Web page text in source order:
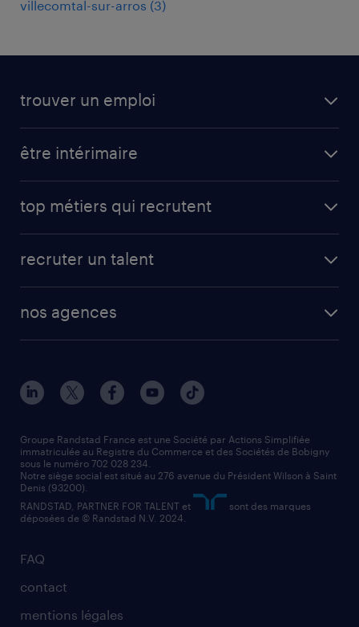
villecomtal-sur-arros (3)
trouver un emploi
créer un compte candidat
être intérimaire
app talent / portail web
top métiers qui recrutent
manutentionnaire
assistant administratif
comptable
recruter un talent
solutions opérationnelles
contact entreprise
faq intérim / recrutement
nos agences
nos agences par ville
nos agences par région
nos cabinets de recrutement
FAQ
contact
mentions légales
Groupe Randstad France est une Société par Actions Simplifiée
immatriculée au Registre du Commerce et des Sociétés de Bobigny
sous le numéro 702 028 234.
Notre siège social est situé au 276 avenue du Président Wilson à Saint
Denis (93200).
RANDSTAD, PARTNER FOR TALENT et
sont des marques
déposées de © Randstad N.V. 2024.